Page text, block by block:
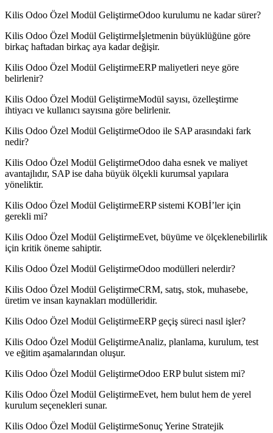
Kilis Odoo Özel Modül GeliştirmeOdoo kurulumu ne kadar sürer?
Kilis Odoo Özel Modül Geliştirmeİşletmenin büyüklüğüne göre
birkaç haftadan birkaç aya kadar değişir.
Kilis Odoo Özel Modül GeliştirmeERP maliyetleri neye göre
belirlenir?
Kilis Odoo Özel Modül GeliştirmeModül sayısı, özelleştirme
ihtiyacı ve kullanıcı sayısına göre belirlenir.
Kilis Odoo Özel Modül GeliştirmeOdoo ile SAP arasındaki fark
nedir?
Kilis Odoo Özel Modül GeliştirmeOdoo daha esnek ve maliyet
avantajlıdır, SAP ise daha büyük ölçekli kurumsal yapılara
yöneliktir.
Kilis Odoo Özel Modül GeliştirmeERP sistemi KOBİ’ler için
gerekli mi?
Kilis Odoo Özel Modül GeliştirmeEvet, büyüme ve ölçeklenebilirlik
için kritik öneme sahiptir.
Kilis Odoo Özel Modül GeliştirmeOdoo modülleri nelerdir?
Kilis Odoo Özel Modül GeliştirmeCRM, satış, stok, muhasebe,
üretim ve insan kaynakları modülleridir.
Kilis Odoo Özel Modül GeliştirmeERP geçiş süreci nasıl işler?
Kilis Odoo Özel Modül GeliştirmeAnaliz, planlama, kurulum, test
ve eğitim aşamalarından oluşur.
Kilis Odoo Özel Modül GeliştirmeOdoo ERP bulut sistem mi?
Kilis Odoo Özel Modül GeliştirmeEvet, hem bulut hem de yerel
kurulum seçenekleri sunar.
Kilis Odoo Özel Modül GeliştirmeSonuç Yerine Stratejik